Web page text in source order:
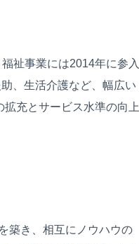
祉事業には2014年に参入
、生活介護など、幅広い
充とサービス水準の向上
築き、相互にノウハウの